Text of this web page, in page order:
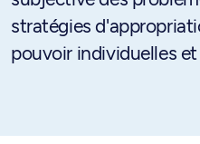
stratégies
pouvoir individuelles